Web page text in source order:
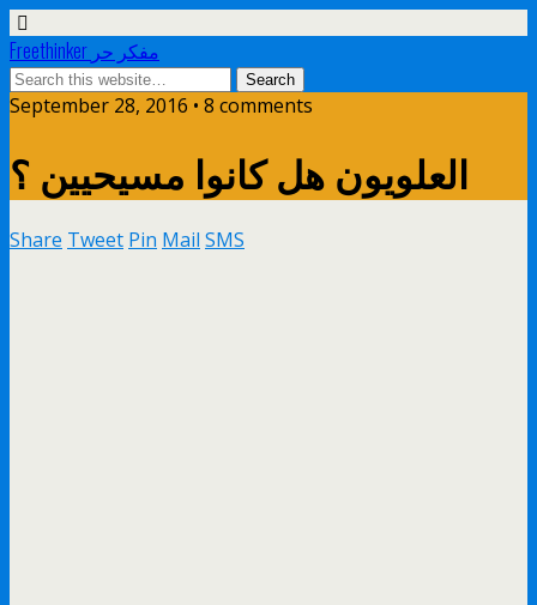
Freethinker مفكر حر
September 28, 2016 • 8 comments
العلويون هل كانوا مسيحيين ؟
Share Tweet Pin Mail SMS